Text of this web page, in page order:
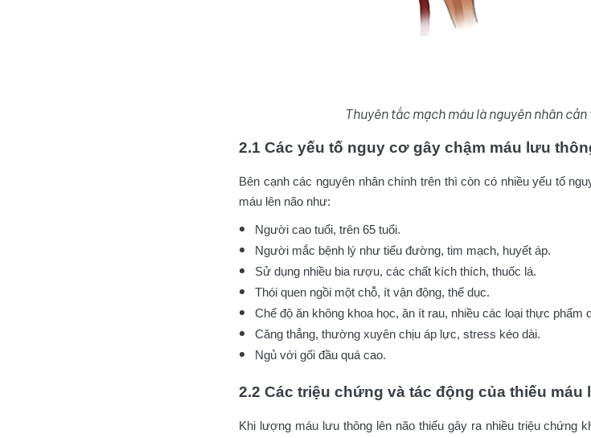
Thuyên tắc mạch máu là nguyên nhân
2.1 Các yếu tố nguy cơ gây chậm máu lưu
Bên cạnh các nguyên nhân chính trên thì còn có nhiều yếu tố
máu lên não như:
Người cao tuổi, trên 65 tuổi.
Người mắc bệnh lý như tiểu đường, tim mạch, huyết áp.
Sử dụng nhiều bia rượu, các chất kích thích, thuốc lá.
Thói quen ngồi một chỗ, ít vận động, thể dục.
Chế độ ăn không khoa học, ăn ít rau, nhiều các loại thực phẩm
Căng thẳng, thường xuyên chịu áp lực, stress kéo dài.
Ngủ với gối đầu quá cao.
2.2 Các triệu chứng và tác động của thiếu máu
Khi lượng máu lưu thông lên não thiếu gây ra nhiều triệu chứng